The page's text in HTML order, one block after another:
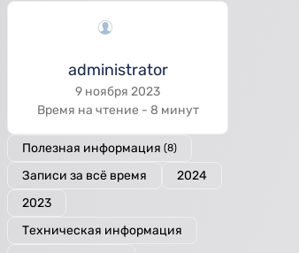
administrator
9 ноября 2023
Время на чтение - 8 минут
Полезная информация (8)
Записи за всё время
2024
2023
Техническая информация